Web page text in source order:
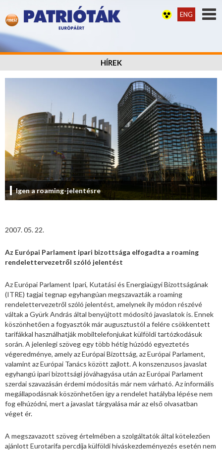
ENG
HÍREK
Igen a roaming-jelentésre
2007. 05. 22.
Az Európai Parlament ipari bizottsága elfogadta a roaming
rendelettervezetről szóló jelentést
Az Európai Parlament Ipari, Kutatási és Energiaügyi Bizottságának
(ITRE) tagjai tegnap egyhangúan megszavazták a roaming
rendelettervezetről szóló jelentést, amelynek ily módon részévé
váltak a Gyürk András által benyújtott módosító javaslatok is. Ennek
köszönhetően a fogyasztók már augusztustól a felére csökkentett
tarifákkal használhatják mobiltelefonjukat külföldi tartózkodásuk
során. A jelenlegi szöveg egy több hétig húzódó egyeztetés
végeredménye, amely az Európai Bizottság, az Európai Parlament,
valamint az Európai Tanács között zajlott. A konszenzusos javaslat
egyhangú ipari bizottsági jóváhagyása után az Európai Parlament
szerdai szavazásán érdemi módosítás már nem várható. Az informális
megállapodásnak köszönhetően így a rendelet hatályba lépése nem
fog elhúzódni, mert a javaslat tárgyalása már az első olvasatban
véget ér.
A megszavazott szöveg értelmében a szolgáltatók által kötelezően
ajánlott Eurotarifa percdíja külföldi híváskezdeményezés esetén nem